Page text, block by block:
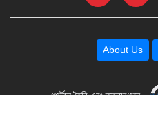
About Us
পোর্টাল তৈরি এবং তত্ত্বাবধানে -